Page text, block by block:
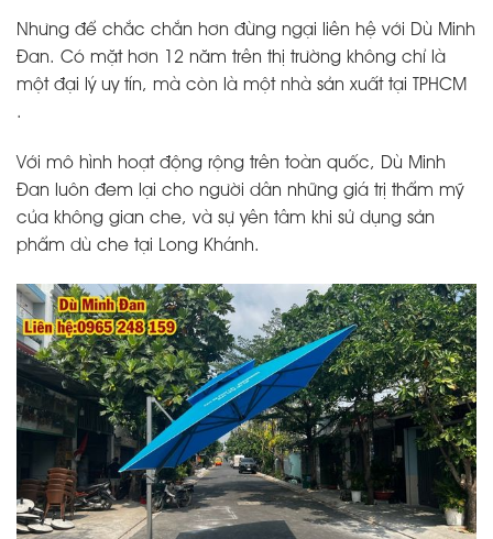
Nhưng để chắc chắn hơn đừng ngại liên hệ với Dù Minh
Đan. Có mặt hơn 12 năm trên thị trường không chỉ là
một đại lý uy tín, mà còn là một nhà sản xuất tại TPHCM
.
Với mô hình hoạt động rộng trên toàn quốc, Dù Minh
Đan luôn đem lại cho người dân những giá trị thẩm mỹ
của không gian che, và sự yên tâm khi sử dụng sản
phẩm dù che tại Long Khánh.